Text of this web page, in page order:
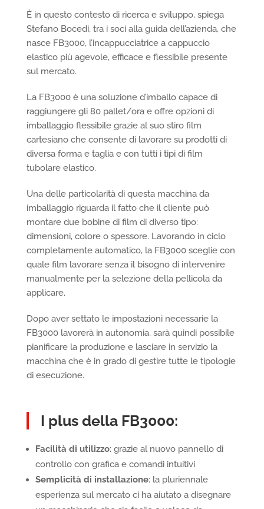
È in questo contesto di ricerca e sviluppo, spiega
Stefano Bocedi, tra i soci alla guida dell’azienda, che
nasce FB3000, l’incappucciatrice a cappuccio
elastico più agevole, efficace e flessibile presente
sul mercato.
La FB3000 è una soluzione d’imballo capace di
raggiungere gli 80 pallet/ora e offre opzioni di
imballaggio flessibile grazie al suo stiro film
cartesiano che consente di lavorare su prodotti di
diversa forma e taglia e con tutti i tipi di film
tubolare elastico.
Una delle particolarità di questa macchina da
imballaggio riguarda il fatto che il cliente può
montare due bobine di film di diverso tipo:
dimensioni, colore o spessore. Lavorando in ciclo
completamente automatico, la FB3000 sceglie con
quale film lavorare senza il bisogno di intervenire
manualmente per la selezione della pellicola da
applicare.
Dopo aver settato le impostazioni necessarie la
FB3000 lavorerà in autonomia, sarà quindi possibile
pianificare la produzione e lasciare in servizio la
macchina che è in grado di gestire tutte le tipologie
di esecuzione.
I plus della FB3000:
Facilità di utilizzo: grazie al nuovo pannello di
controllo con grafica e comandi intuitivi
Semplicità di installazione: la pluriennale
esperienza sul mercato ci ha aiutato a disegnare